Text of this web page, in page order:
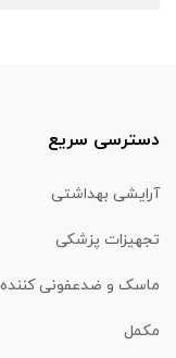
دسترسی سریع
آرایشی بهداشتی
تجهیزات پزشکی
ماسک و ضدعفونی کننده
مکمل